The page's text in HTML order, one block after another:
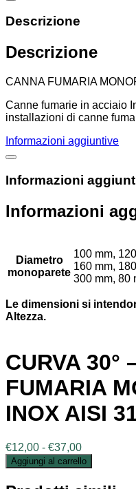
Descrizione
Descrizione
CANNA FUMARIA
Canne fumarie in acciaio
installazioni di canne
Informazioni aggiuntive
Informazioni
Informazioni
Diametro
monoparete
100 mm,
160 mm,
300 mm, 80
Le dimensioni si
Altezza.
CURVA 30°
FUMARIA
INOX AISI
€12,00 - €37,00Fascia
di
prezzo:
da
Aggiungi al carrello